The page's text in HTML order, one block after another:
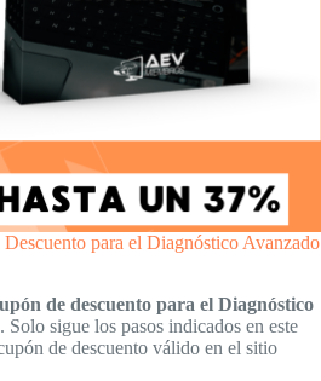
para el Diagnóstico Avanzado
de descuento para el Diagnóstico
. Solo sigue los pasos indicados en este
de descuento válido en el sitio